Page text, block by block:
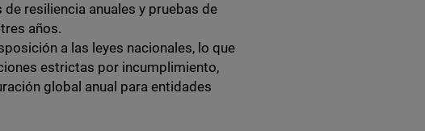
resiliencia anuales y pruebas de
años.
a las leyes nacionales, lo que
estrictas por incumplimiento,
global anual para entidades